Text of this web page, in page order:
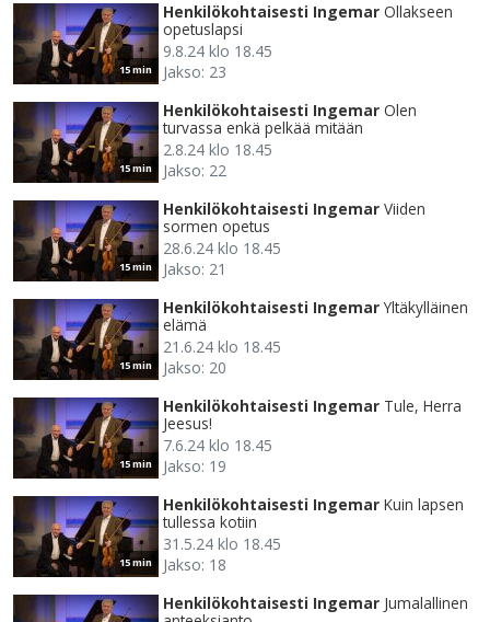
15 min
Henkilökohtaisesti Ingemar Ollakseen
opetuslapsi
9.8.24 klo 18.45
Jakso: 23
15 min
Henkilökohtaisesti Ingemar Olen
turvassa enkä pelkää mitään
2.8.24 klo 18.45
Jakso: 22
15 min
Henkilökohtaisesti Ingemar Viiden
sormen opetus
28.6.24 klo 18.45
Jakso: 21
15 min
Henkilökohtaisesti Ingemar Yltäkylläinen
elämä
21.6.24 klo 18.45
Jakso: 20
15 min
Henkilökohtaisesti Ingemar Tule, Herra
Jeesus!
7.6.24 klo 18.45
Jakso: 19
15 min
Henkilökohtaisesti Ingemar Kuin lapsen
tullessa kotiin
31.5.24 klo 18.45
Jakso: 18
Henkilökohtaisesti Ingemar Jumalallinen